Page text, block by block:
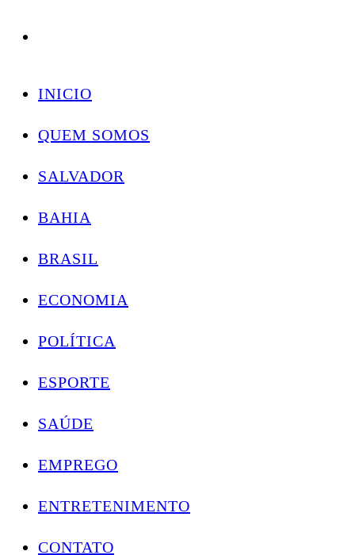
Skip
INICIO
QUEM SOMOS
SALVADOR
BAHIA
BRASIL
ECONOMIA
POLÍTICA
ESPORTE
SAÚDE
EMPREGO
ENTRETENIMENTO
CONTATO